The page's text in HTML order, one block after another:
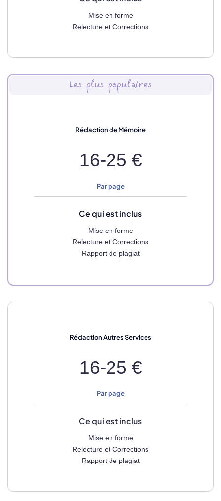
Mise en forme
Relecture et Corrections
Les plus populaires
Rédaction de Mémoire
16-25 €
Par page
Ce qui est inclus
Mise en forme
Relecture et Corrections
Rapport de plagiat
RédactionAutres Services
16-25 €
Par page
Ce qui est inclus
Mise en forme
Relecture et Corrections
Rapport de plagiat